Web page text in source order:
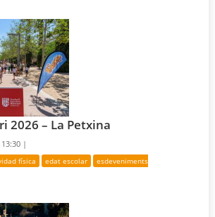
2026 – La Petxina
13:30 |
física edat escolar
esdeveniments